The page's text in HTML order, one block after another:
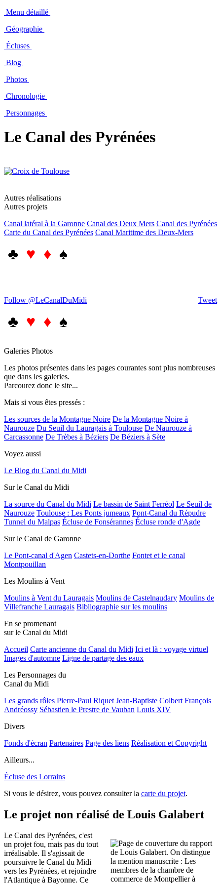
Menu détaillé
Géographie
Écluses
Blog
Photos
Chronologie
Personnages
Le Canal des Pyrénées
Autres réalisations
Autres projets
Canal latéral à la Garonne Canal des Deux Mers Canal des Pyrénées
Carte du Canal des Pyrénées Canal Maritime des Deux-Mers
♣ ♥ ♦ ♠
Tweet
Follow @LeCanalDuMidi
♣ ♥ ♦ ♠
Galeries Photos
Les photos présentes dans les pages courantes sont plus nombreuses
que dans les galeries.
Parcourez donc le site...
Mais si vous êtes pressés :
Les sources de la Montagne Noire De la Montagne Noire à
Naurouze Du Seuil du Lauragais à Toulouse De Naurouze à
Carcassonne De Trèbes à Béziers De Béziers à Sète
Voyez aussi
Le Blog du Canal du Midi
Sur le Canal du Midi
La source du Canal du Midi Le bassin de Saint Ferréol Le Seuil de
Naurouze Toulouse : Les Ponts jumeaux Pont-Canal du Répudre
Tunnel du Malpas Écluse de Fonsérannes Écluse ronde d'Agde
Sur le Canal de Garonne
Le Pont-canal d'Agen Castets-en-Dorthe Fontet et le canal
Montpouillan
Les Moulins à Vent
Moulins à Vent du Lauragais Moulins de Castelnaudary Moulins de
Villefranche Lauragais Bibliographie sur les moulins
En se promenant
sur le Canal du Midi
Accueil Carte ancienne du Canal du Midi Ici et là : voyage virtuel
Images d'automne Ligne de partage des eaux
Les Personnages du
Canal du Midi
Les grands rôles Pierre-Paul Riquet Jean-Baptiste Colbert François
Andréossy Sébastien le Prestre de Vauban Louis XIV
Divers
Fonds d'écran Partenaires Page des liens Réalisation et Copyright
Ailleurs...
Écluse des Lorrains
Si vous le désirez, vous pouvez consulter la carte du projet.
Le projet non réalisé de Louis Galabert
Le Canal des Pyrénées, c'est
un projet fou, mais pas du tout
irréalisable. Il s'agissait de
poursuivre le Canal du Midi
vers les Pyrénées, et rejoindre
l'Atlantique à Bayonne. Ce